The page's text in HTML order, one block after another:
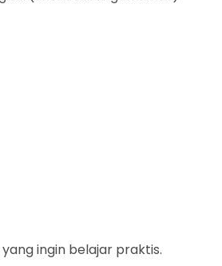
ingin belajar praktis.